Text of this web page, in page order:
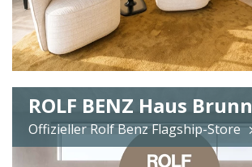
ROLF BENZ Haus Brunn
Offizieller Rolf Benz Flagship-Store